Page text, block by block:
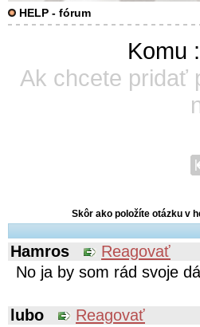
HELP - fórum
Komu :
Ak chcete pridať
Skôr ako položíte otázku v
Hamros
Reagovať
No ja by som rád svoje
lubo
Reagovať